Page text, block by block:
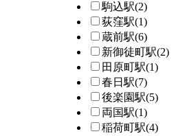
駒込駅(2)
荻窪駅(1)
蔵前駅(6)
新御徒町駅(2)
田原町駅(1)
春日駅(7)
後楽園駅(5)
両国駅(1)
稲荷町駅(4)